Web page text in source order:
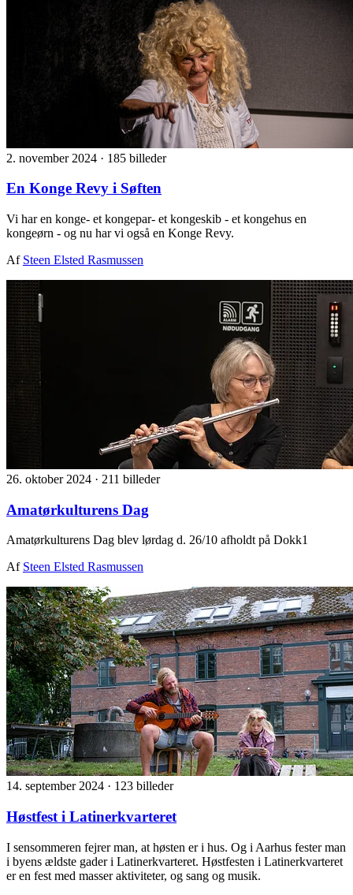
2. november 2024 · 185 billeder
En Konge Revy i Søften
Vi har en konge- et kongepar- et kongeskib - et kongehus en
kongeørn - og nu har vi også en Konge Revy.
Af Steen Elsted Rasmussen
26. oktober 2024 · 211 billeder
Amatørkulturens Dag
Amatørkulturens Dag blev lørdag d. 26/10 afholdt på Dokk1
Af Steen Elsted Rasmussen
14. september 2024 · 123 billeder
Høstfest i Latinerkvarteret
I sensommeren fejrer man, at høsten er i hus. Og i Aarhus fester man
i byens ældste gader i Latinerkvarteret. Høstfesten i Latinerkvarteret
er en fest med masser aktiviteter, og sang og musik.